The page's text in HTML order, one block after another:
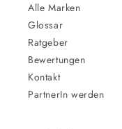
Alle Marken
Glossar
Ratgeber
Bewertungen
Kontakt
PartnerIn werden